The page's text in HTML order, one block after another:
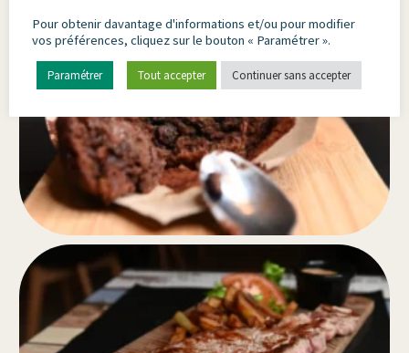
Pour obtenir davantage d'informations et/ou pour modifier
vos préférences, cliquez sur le bouton « Paramétrer ».
Paramétrer Tout accepter Continuer sans accepter